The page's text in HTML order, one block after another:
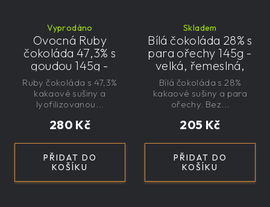
Vyprodáno
Ovocná Ruby
čokoláda 47,3% s
goudou 145g -
velká, řemeslná,
exkluzivní, dárková
280 Kč
PŘIDAT DO
KOŠÍKU
Ruby čokoláda s 47,3%
kakaové sušiny a
lyofilizovanou...
Skladem
Bílá čokoláda 28% s
para ořechy 145g -
velká, řemeslná,
exkluzivní, dárková
205 Kč
PŘIDAT DO
KOŠÍKU
Bílá čokoláda s 28%
kakaové sušiny a para
ořechy. Bez...